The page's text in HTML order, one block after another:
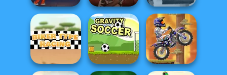
Post Apocalyptic
Truck Trial
Cowboy Saloon
Defence
Prison Rampage